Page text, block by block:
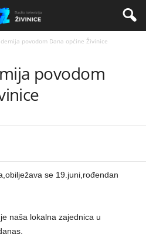
povodom Dana općine Živinice
povodom
se 19.juni,rođendan
naša lokalna zajednica u